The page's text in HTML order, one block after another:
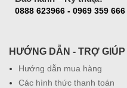
0888 623966 - 0969 359 666
HƯỚNG DẪN - TRỢ GIÚP
Hướng dẫn mua hàng
Các hình thức thanh toán